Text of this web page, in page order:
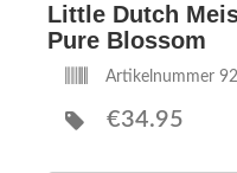
Little Dutch
Pure Blossom
Artikelnummer
€34.95